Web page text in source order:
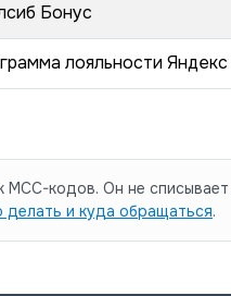
Бонус
лояльности
MCC-кодов. Он не
делать и куда обращаться.